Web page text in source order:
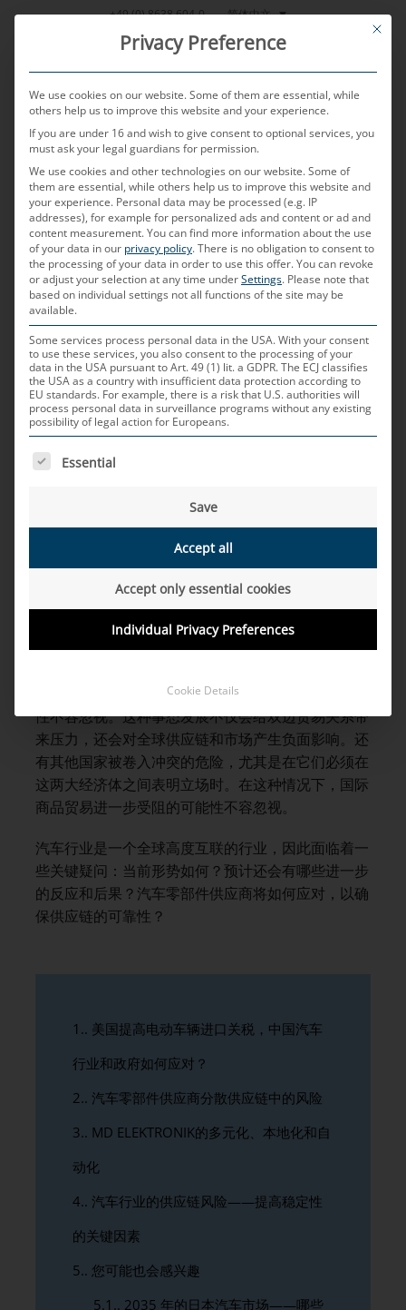
+49 (0) 8638 604-0 简体中文
MENU
POSTED ON2024年6月26日 BYWOLFGANG REITSAMER
有弹性的供应链：全球贸
易冲突时期汽车零部件供
应商的策略
最近进口关税的上调，包括从中国到
美国的电动车辆，目前正在引起国际
贸易关系的紧张。在这种情况下，汽
根据美国总统拜登最近宣布的消息，自2024年5月
起，中国电动车辆至美国的进口关税从25％上调至
100％。这项措施是保护美国工人和本土生产战略的
一部分。具体而言，美国指责中国以政府补贴的廉价
并实施额外的贸易限制，贸易冲突进一步升级的可能
性不容忽视。这种事态发展不仅会给双边贸易关系带
来压力，还会对全球供应链和市场产生负面影响。还
有其他国家被卷入冲突的危险，尤其是在它们必须在
这两大经济体之间表明立场时。在这种情况下，国际
商品贸易进一步受阻的可能性不容忽视。
汽车行业是一个全球高度互联的行业，因此面临着一
些关键疑问：当前形势如何？预计还会有哪些进一步
的反应和后果？汽车零部件供应商将如何应对，以确
保供应链的可靠性？
1. 美国提高电动车辆进口关税，中国汽车
行业和政府如何应对？
2. 汽车零部件供应商分散供应链中的风险
3. MD ELEKTRONIK的多元化、本地化和自
动化
4. 汽车行业的供应链风险——提高稳定性
的关键因素
5. 您可能也会感兴趣
5.1. 2035 年的日本汽车市场——哪些
This
Privacy Preference
We use cookies on our website. Some of them are essential, while
others help us to improve this website and your experience.
If you are under 16 and wish to give consent to optional services, you
must ask your legal guardians for permission.
We use cookies and other technologies on our website. Some of
them are essential, while others help us to improve this website and
your experience. Personal data may be processed (e.g. IP
addresses), for example for personalized ads and content or ad and
content measurement.You can find more information about the use
of your data in our privacy policy.There is no obligation to consent to
the processing of your data in order to use this offer.You can revoke
or adjust your selection at any time underSettings. Please note that
based on individual settings not all functions of the site may be
available.
Some services process personal data in the USA. With your consent
to use these services, you also consent to the processing of your
data in the USA pursuant to Art. 49 (1) lit. a GDPR. The ECJ classifies
the USA as a country with insufficient data protection according to
EU standards. For example, there is a risk that U.S. authorities will
process personal data in surveillance programs without any existing
possibility of legal action for Europeans.
THE FOLLOWING IS A LIST OF SERVICE GROUPS FOR
Essential
Save
Accept all
Accept only essential cookies
Individual Privacy Preferences
Cookie Details